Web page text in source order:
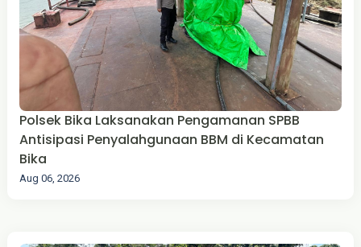
Polsek Bika Laksanakan Pengamanan SPBB
Antisipasi Penyalahgunaan BBM di Kecamatan
Bika
Aug 06, 2026